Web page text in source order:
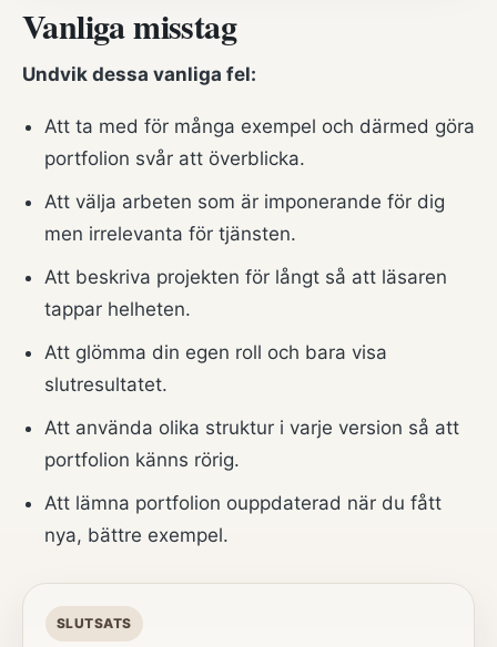
Vanliga misstag
Undvik dessa vanliga fel:
Att ta med för många exempel och därmed göra
portfolion svår att överblicka.
Att välja arbeten som är imponerande för dig
men irrelevanta för tjänsten.
Att beskriva projekten för långt så att läsaren
tappar helheten.
Att glömma din egen roll och bara visa
slutresultatet.
Att använda olika struktur i varje version så att
portfolion känns rörig.
Att lämna portfolion ouppdaterad när du fått
nya, bättre exempel.
SLUTSATS